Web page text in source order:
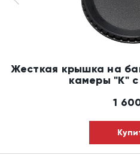
Жесткая крышка на
камеры "K"
1